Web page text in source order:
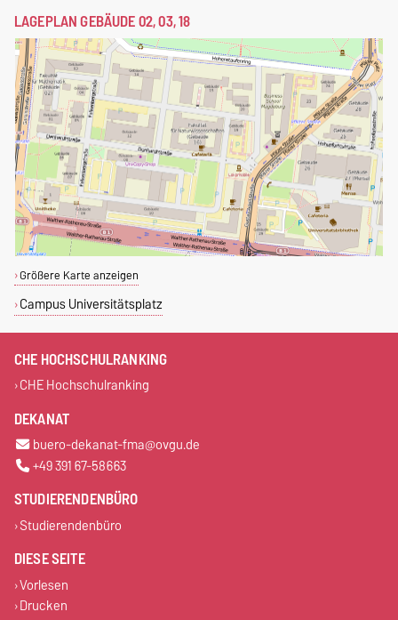
LAGEPLAN GEBÄUDE 02, 03, 18
Größere Karte anzeigen
Campus Universitätsplatz
CHE HOCHSCHULRANKING
CHE Hochschulranking
DEKANAT
buero-dekanat-fma@ovgu.de
+49 391 67-58663
STUDIERENDENBÜRO
Studierendenbüro
DIESE SEITE
Vorlesen
Drucken